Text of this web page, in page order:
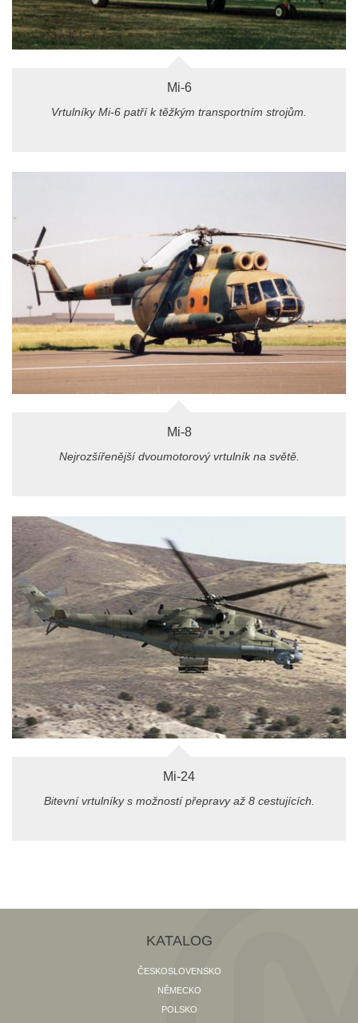
Mi-6
Vrtulníky Mi-6 patří k těžkým transportním strojům.
Mi-8
Nejrozšířenější dvoumotorový vrtulník na světě.
Mi-24
Bitevní vrtulníky s možností přepravy až 8 cestujících.
KATALOG
ČESKOSLOVENSKO
NĚMECKO
POLSKO